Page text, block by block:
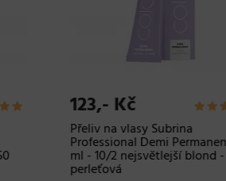
123,- Kč
Přeliv na vlasy Subrina
Professional Demi Permanent 60
ml - 10/2 nejsvětlejší blond -
perleťová